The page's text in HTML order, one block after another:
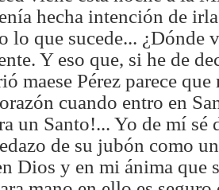
hecha intención de
lo que sucede... ¿Dónde
Y eso que, si he de
maese Pérez parece que
cuando entro en
un Santo!... Yo de mí sé
de su jubón como
Dios y en mi ánima que